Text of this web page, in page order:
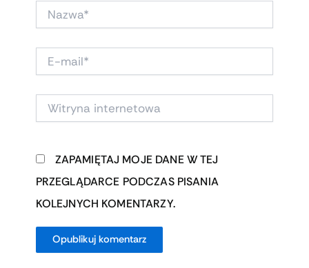
NAZWA*
MAIL*
WITRYNA
INTERNETOWA
ZAPAMIĘTAJ MOJE DANE W TEJ
PRZEGLĄDARCE PODCZAS PISANIA
KOLEJNYCH KOMENTARZY.